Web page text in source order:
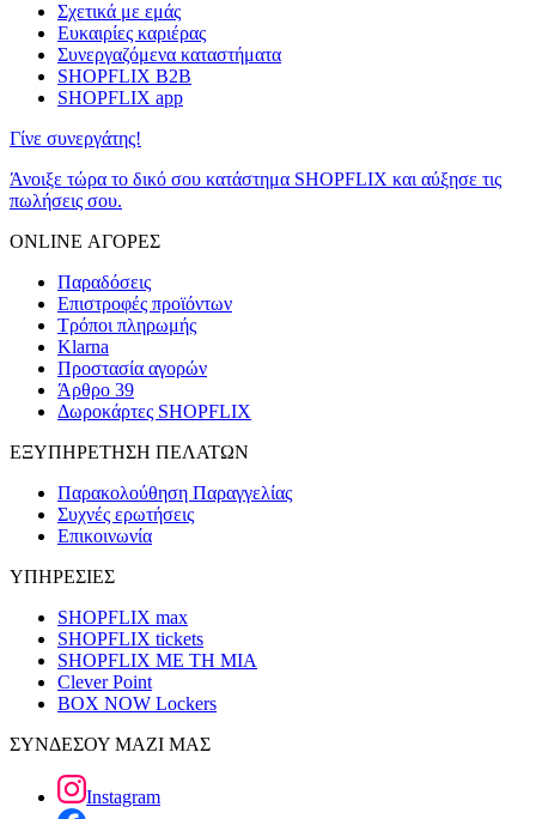
Σχετικά με εμάς
Ευκαιρίες καριέρας
Συνεργαζόμενα καταστήματα
SHOPFLIX B2B
SHOPFLIX app
Γίνε συνεργάτης!
Άνοιξε τώρα το δικό σου κατάστημα SHOPFLIX και αύξησε τις
πωλήσεις σου.
ONLINE ΑΓΟΡΕΣ
Παραδόσεις
Επιστροφές προϊόντων
Τρόποι πληρωμής
Klarna
Προστασία αγορών
Άρθρο 39
Δωροκάρτες SHOPFLIX
ΕΞΥΠΗΡΕΤΗΣΗ ΠΕΛΑΤΩΝ
Παρακολούθηση Παραγγελίας
Συχνές ερωτήσεις
Επικοινωνία
ΥΠΗΡΕΣΙΕΣ
SHOPFLIX max
SHOPFLIX tickets
SHOPFLIX ΜΕ ΤΗ ΜΙΑ
Clever Point
BOX NOW Lockers
ΣΥΝΔΕΣΟΥ ΜΑΖΙ ΜΑΣ
Instagram